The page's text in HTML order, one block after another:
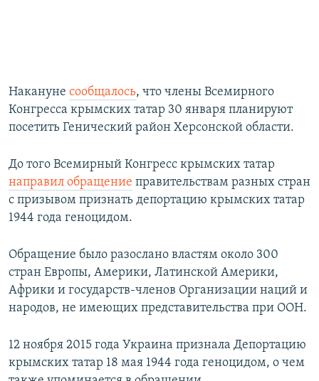
Накануне сообщалось, что члены Всемирного
Конгресса крымских татар 30 января планируют
посетить Генический район Херсонской области.
До того Всемирный Конгресс крымских татар
направил обращение правительствам разных стран
с призывом признать депортацию крымских татар
1944 года геноцидом.
Обращение было разослано властям около 300
стран Европы, Америки, Латинской Америки,
Африки и государств-членов Организации наций и
народов, не имеющих представительства при ООН.
12 ноября 2015 года Украина признала Депортацию
крымских татар 18 мая 1944 года геноцидом, о чем